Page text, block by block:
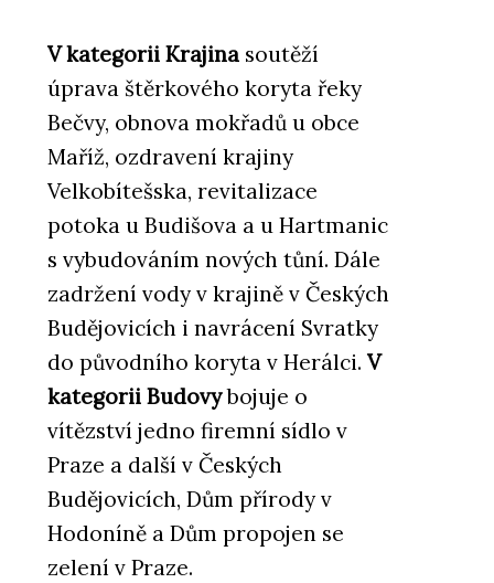
V kategorii Krajina soutěží
úprava štěrkového koryta řeky
Bečvy, obnova mokřadů u obce
Maříž, ozdravení krajiny
Velkobítešska, revitalizace
potoka u Budišova a u Hartmanic
s vybudováním nových tůní. Dále
zadržení vody v krajině v Českých
Budějovicích i navrácení Svratky
do původního koryta v Herálci. V
kategorii Budovybojuje o
vítězství jedno firemní sídlo v
Praze a další v Českých
Budějovicích, Dům přírody v
Hodoníně a Dům propojen se
zelení v Praze.